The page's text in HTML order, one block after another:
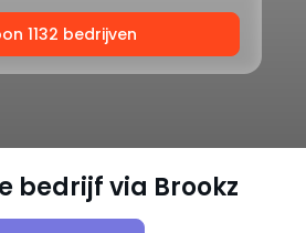
1132 bedrijven
bedrijf via Brookz